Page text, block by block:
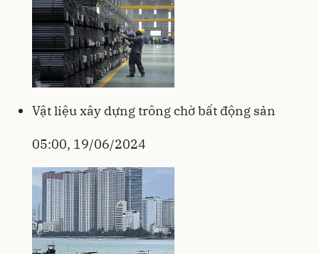
Vật liệu xây dựng trông chờ bất động sản
05:00, 19/06/2024